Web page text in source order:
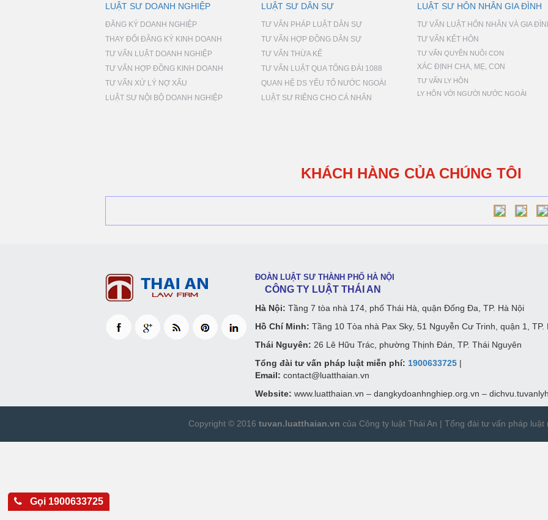
LUẬT SƯ DOANH NGHIỆP
ĐĂNG KÝ DOANH NGHIỆP
THAY ĐỔI ĐĂNG KÝ KINH DOANH
TƯ VẤN LUẬT DOANH NGHIỆP
TƯ VẤN HỢP ĐỒNG KINH DOANH
TƯ VẤN XỬ LÝ NỢ XẤU
LUẬT SƯ NỘI BỘ DOANH NGHIỆP
LUẬT SƯ DÂN SỰ
TƯ VẤN PHÁP LUẬT DÂN SỰ
TƯ VẤN HỢP ĐỒNG DÂN SỰ
TƯ VẤN THỪA KẾ
TƯ VẤN LUẬT QUA TỔNG ĐÀI 1088
QUAN HỆ DS YẾU TỐ NƯỚC NGOÀI
LUẬT SƯ RIÊNG CHO CÁ NHÂN
LUẬT SƯ HÔN NHÂN GIA ĐÌNH
TƯ VẤN LUẬT HÔN NHÂN VÀ GIA
TƯ VẤN KẾT HÔN
TƯ VẤN QUYỀN NUÔI CON
XÁC ĐỊNH CHA, MẸ, CON
TƯ VẤN LY HÔN
LY HÔN VỚI NGƯỜI NƯỚC NGOÀI
KHÁCH HÀNG CỦA CHÚNG TÔI
ĐOÀN LUẬT SƯ THÀNH PHỐ HÀ NỘI
CÔNG TY LUẬT THÁI AN
Hà Nội: Tầng 7 tòa nhà 174, phố Thái Hà, quận Đống Đa, TP. Hà Nội
Hồ Chí Minh: Tầng 10 Tòa nhà Pax Sky, 51 Nguyễn Cư Trinh, quận 1, TP.
Thái Nguyên: 26 Lê Hữu Trác, phường Thịnh Đán, TP. Thái Nguyên
Tổng đài tư vấn pháp luật miễn phí: 1900633725 |
Email: contact@luatthaian.vn
Website: www.luatthaian.vn – dangkydoanhnghiep.org.vn –
Copyright © 2016 tuvan.luatthaian.vn của Công ty luật Thái An | Tổng đài tư vấn pháp luật
Gọi 1900633725